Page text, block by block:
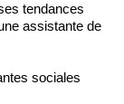
tendances
assistante de
sociales